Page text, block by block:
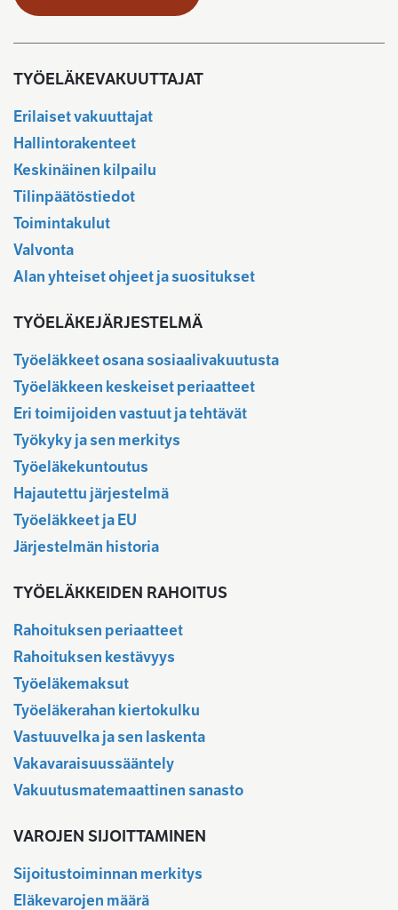
TYÖELÄKEVAKUUTTAJAT
Erilaiset vakuuttajat
Hallintorakenteet
Keskinäinen kilpailu
Tilinpäätöstiedot
Toimintakulut
Valvonta
Alan yhteiset ohjeet ja suositukset
TYÖELÄKEJÄRJESTELMÄ
Työeläkkeet osana sosiaalivakuutusta
Työeläkkeen keskeiset periaatteet
Eri toimijoiden vastuut ja tehtävät
Työkyky ja sen merkitys
Työeläkekuntoutus
Hajautettu järjestelmä
Työeläkkeet ja EU
Järjestelmän historia
TYÖELÄKKEIDEN RAHOITUS
Rahoituksen periaatteet
Rahoituksen kestävyys
Työeläkemaksut
Työeläkerahan kiertokulku
Vastuuvelka ja sen laskenta
Vakavaraisuussääntely
Vakuutusmatemaattinen sanasto
VAROJEN SIJOITTAMINEN
Sijoitustoiminnan merkitys
Eläkevarojen määrä